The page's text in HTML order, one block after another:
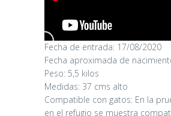
Fecha de entrada: 17/08/2020
Fecha aproximada de
Peso: 5,5 kilos
Medidas: 37 cms alto
Compatible con gatos: En la
en el refugio se muestra